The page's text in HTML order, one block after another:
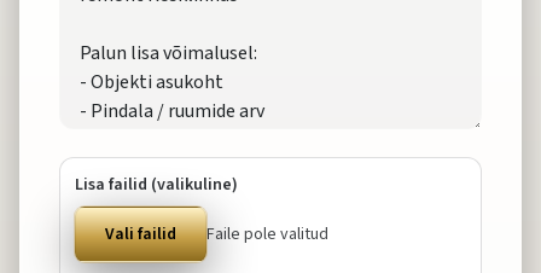
Lisa failid (valikuline)
Vali failid Faile pole valitud